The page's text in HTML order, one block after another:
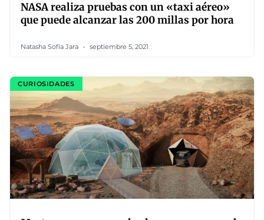
NASA realiza pruebas con un «taxi aéreo»
que puede alcanzar las 200 millas por hora
Natasha Sofía Jara septiembre 5, 2021
CURIOSIDADES